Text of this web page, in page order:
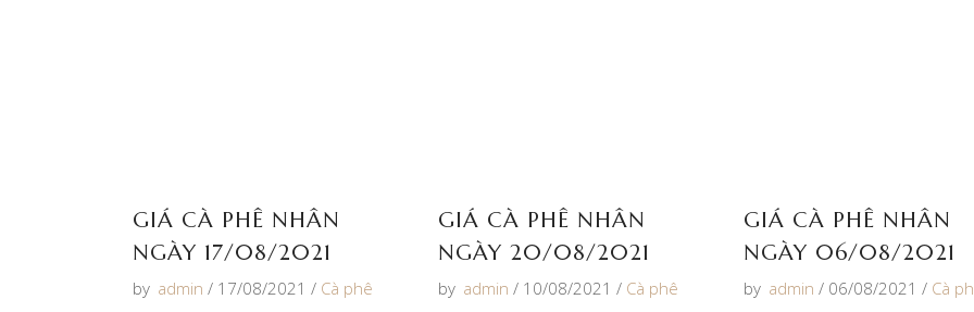
GIÁ CÀ PHÊ NHÂN
NGÀY 17/08/2021
by admin 17/08/2021 Cà phê
GIÁ CÀ PHÊ NHÂN
NGÀY 20/08/2021
by admin 10/08/2021 Cà phê
GIÁ CÀ PHÊ NHÂN
NGÀY 06/08/2021
by admin 06/08/2021 Cà